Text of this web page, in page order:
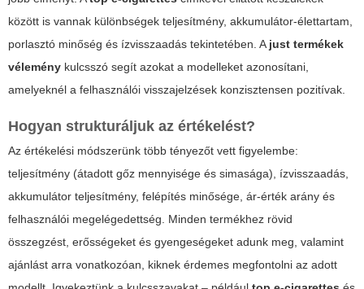
között is vannak különbségek teljesítmény, akkumulátor-élettartam,
porlasztó minőség és ízvisszaadás tekintetében. Ajust termékek
vélemény kulcsszó segít azokat a modelleket azonosítani,
amelyeknél a felhasználói visszajelzések konzisztensen pozitívak.
Hogyan strukturáljuk az értékelést?
Az értékelési módszerünk több tényezőt vett figyelembe:
teljesítmény (átadott gőz mennyisége és simasága), ízvisszaadás,
akkumulátor teljesítmény, felépítés minősége, ár-érték arány és
felhasználói megelégedettség. Minden termékhez rövid
összegzést, erősségeket és gyengeségeket adunk meg, valamint
ajánlást arra vonatkozóan, kiknek érdemes megfontolni az adott